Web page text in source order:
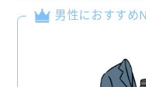
男性におすすめ